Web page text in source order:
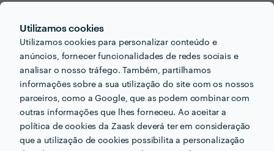
Utilizamos cookies
Utilizamos cookies para personalizar conteúdo e
anúncios, fornecer funcionalidades de redes sociais e
analisar o nosso tráfego. Também, partilhamos
informações sobre a sua utilização do site com os nossos
parceiros, como a Google, que as podem combinar com
outras informações que lhes forneceu. Ao aceitar a
política de cookies da Zaask deverá ter em consideração
que a utilização de cookies possibilita a personalização
Procura staff de eventos
para o seu próximo
projecto?